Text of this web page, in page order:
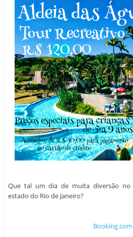
Que tal um dia de muita diversão no
estado do Rio de Janeiro?
Booking.com